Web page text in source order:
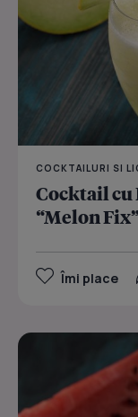
COCKTAILURI SI
Cocktail cu
“Melon
Îmi place